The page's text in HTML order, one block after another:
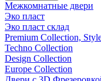
Межкомнатные двери
Эко пласт
Эко пласт склад
Premium Collection,
Techno Collection
Design Collection
Europe Collection